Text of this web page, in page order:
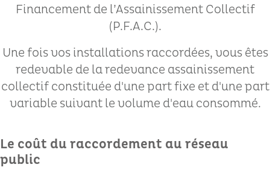
Financement de l’Assainissement Collectif
(P.F.A.C.).
Une fois vos installations raccordées, vous êtes
redevable de la redevance assainissement
collectif constituée d'une part fixe et d'une part
variable suivant le volume d'eau consommé.
Le coût du raccordement au réseau
public